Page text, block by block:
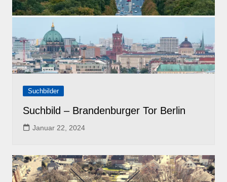
Suchbilder
Suchbild – Brandenburger Tor Berlin
Januar 22, 2024